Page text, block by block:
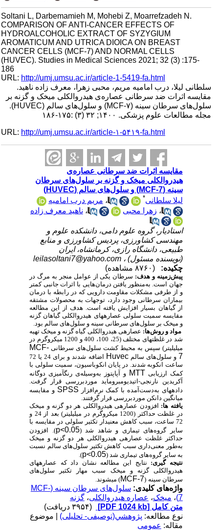
Soltani L, Darbemamieh M, Mohebi Z, Moarrefzadeh N.
COMPARISON OF ANTI-CANCER EFFECTS OF
HYDROALCOHOLIC EXTRACT OF SYZYGIUM
AROMATICUM AND UTRICA DIOICA ON BREAST
CANCER CELLS (MCF-7) AND NORMAL CELLS
(HUVEC). Studies in Medical Sciences 2021; 32 (3) :175-
186
URL:http://umj.umsu.ac.ir/article-1-5419-fa.html
سلطانی لیلا، درب امامیه مریم، محبی زهرا، معرف زاده ناهید.
مقایسه اثرات ضد سرطانی عصاره‌ی هیدروالکلی میخک و گزنه بر
سلول‌های سرطان سینه (MCF-۷) و سلول‌های سالم (HUVEC).
مجله مطالعات علوم پزشکی. ۱۴۰۰; ۳۲ (۳) :۱۷۵-۱۸۶
URL:http://umj.umsu.ac.ir/article-۱-۵۴۱۹-fa.html
مقایسه اثرات ضد سرطانی عصاره‌ی
هیدروالکلی میخک و گزنه بر سلول‌های سرطان
سینه (MCF-7) و سلول‌های سالم (HUVEC)
لیلا سلطانی
،مریم درب امامیه
،زهرا محبی ،ناهید معرف زاده
استادیار، گروه علوم دامی، دانشکده علوم و
مهندسی کشاورزی، پردیس کشاورزی و منابع
طبیعی، دانشگاه رازی، کرمانشاه، ایران
(نویسنده مسئول) ، leilasoltani7@yahoo.com
چکیده:
پیش‌زمینه و هدف:سرطان یکی از عوامل منجر به مرگ در
جهان است. به‌منظور یافتن درمان‌هایی با اثرات جانبی کمتر
و از طرفی مشکلات مقاومت دارویی که در رابطه با درمان
بیماران سرطانی وجود دارد، توجهات به محصولات مشتقه
از گیاهان بسیار افزایش یافته است. هدف از این مطالعه
مقایسه سمیت سلولی عصاره­های هیدروالکلی گیاهان گزنه
و میخک بر سلول‌های سرطانی سینه و سلول‌های سالم بود.
مواد و روش‌ها:عصاره­ی هیدروالکلی گیاه گزنه و میخک تهیه
شد در غلظت­های مختلف (25، 100، 400 و 1200 میکروگرم در
میلی­لیتر) سپس به محیط کشت سلول‌های سرطانیMCF-
و سلول‌های سالمHuvec
اضافه شدند و برای 24 یا 72
ساعت انکوبه شدند. در پایان انکوباسیون، سمیت سلولی با
کمک ارزیابی MTTو آپاپتوز به‌وسیله‌ی رنگ­آمیزی دوگانه
آکریدین نارنجی-اتیدیوم­بروماید موردبررسی قرار گرفت.
داده­های به‌دست‌آمده با کمک نرم‌افزارSPSS و مقایسه
میانگین دانکن موردبررسی قرار گرفتند.
یافته­ ها:افزودن عصاره­ی هیدروالکلی هر دو گزنه و میخک
در غلظت­ حداکثر (1200 میکروگرم در میلی­لیتر) بعد از 24 و
72 ساعت، سبب کاهش معنی­دار تکثیر سلولی در مقایسه با
سایر گروه‌های تیماری و شاهد شد ( p<0.05). افزودن
حداکثر غلظت عصاره­ی هیدروالکلی هر دو گزنه و میخک
به‌طور معنی‌داری سبب کاهش تکثیر سلول‌های سالم نسبت
به سایر گروه‌های تیماری شد (p<0.05
).
نتیجه ­گیری:نتایج این مطالعه نشان داد که عصاره­های
هیدروالکلی گزنه و میخک سبب مهار تکثیر سلول‌های
سرطان سینه (
MCF-7) می­شوند.
واژه‌های کلیدی:
سلول‌های سرطان سینه (MCF-
،میخک،عصاره هیدروالکلی،گزنه
متن کامل[PDF 1024 kb]
نوع مطالعه:پژوهشي(توصیفی- تحلیلی) | موضوع
مقاله:عمومى